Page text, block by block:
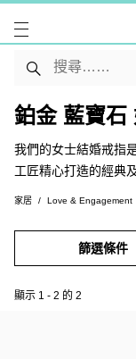
鉑金 藍寶石
我們的女士結婚戒指
工匠精心打造的經典
家居 Love & Engagement
篩選條件
顯示 1 - 2 的 2